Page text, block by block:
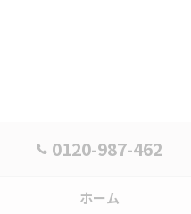
0120-987-462
ホーム